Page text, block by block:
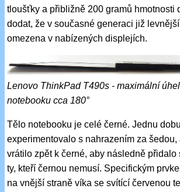
tloušťky a přibližně 200 gramů hmotnosti
dodat, že v současné generaci již
omezena v nabízených displejích.
Lenovo ThinkPad T490s - maximální
notebooku cca 180°
Tělo notebooku je celé černé. Jednu
experimentovalo s nahrazením za
vrátilo zpět k černé, aby následně přidalo
ty, kteří černou nemusí. Specifickým
na vnější straně víka se svítící červenou